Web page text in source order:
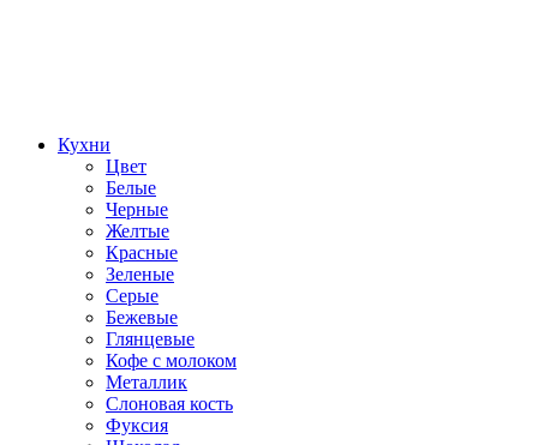
Кухни
Цвет
Белые
Черные
Желтые
Красные
Зеленые
Серые
Бежевые
Глянцевые
Кофе с молоком
Металлик
Слоновая кость
Фуксия